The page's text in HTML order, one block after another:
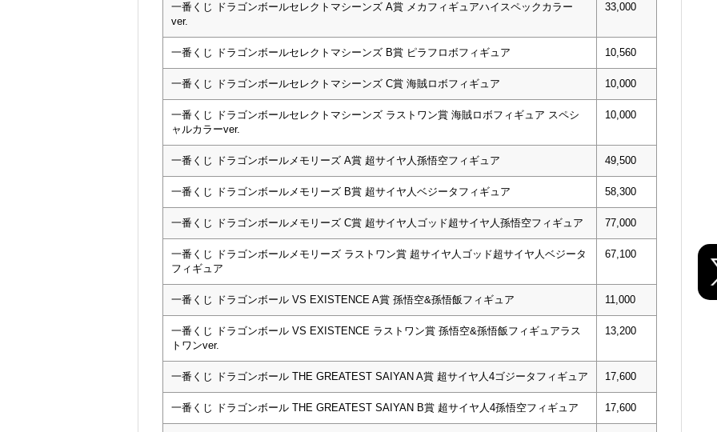
一番くじ ドラゴンボールセレクトマシーンズ A賞 メカフィギュアハイスペックカラー
ver.
33,000
一番くじ ドラゴンボールセレクトマシーンズ B賞 ピラフロボフィギュア 10,560
一番くじ ドラゴンボールセレクトマシーンズ C賞 海賊ロボフィギュア 10,000
一番くじ ドラゴンボールセレクトマシーンズ ラストワン賞 海賊ロボフィギュア スペシ
ャルカラーver.
10,000
一番くじ ドラゴンボールメモリーズ A賞 超サイヤ人孫悟空フィギュア 49,500
一番くじ ドラゴンボールメモリーズ B賞 超サイヤ人ベジータフィギュア 58,300
一番くじ ドラゴンボールメモリーズ C賞 超サイヤ人ゴッド超サイヤ人孫悟空フィギュア 77,000
一番くじ ドラゴンボールメモリーズ ラストワン賞 超サイヤ人ゴッド超サイヤ人ベジータ
フィギュア
67,100
一番くじ ドラゴンボール VS EXISTENCE A賞 孫悟空&孫悟飯フィギュア 11,000
一番くじ ドラゴンボール VS EXISTENCE ラストワン賞 孫悟空&孫悟飯フィギュアラス
トワンver.
13,200
一番くじ ドラゴンボール THE GREATEST SAIYAN A賞 超サイヤ人4ゴジータフィギュア 17,600
一番くじ ドラゴンボール THE GREATEST SAIYAN B賞 超サイヤ人4孫悟空フィギュア 17,600